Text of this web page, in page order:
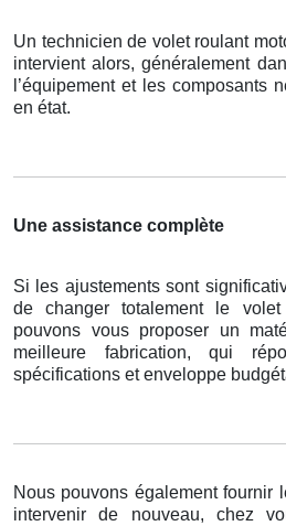
Un technicien de volet roulant
intervient alors, généralement
l’équipement et les composants
en état.
Une assistance complète
Si les ajustements sont
de changer totalement le
pouvons vous proposer un
meilleure fabrication, qui
spécifications et enveloppe
Nous pouvons également fournir
intervenir de nouveau, chez